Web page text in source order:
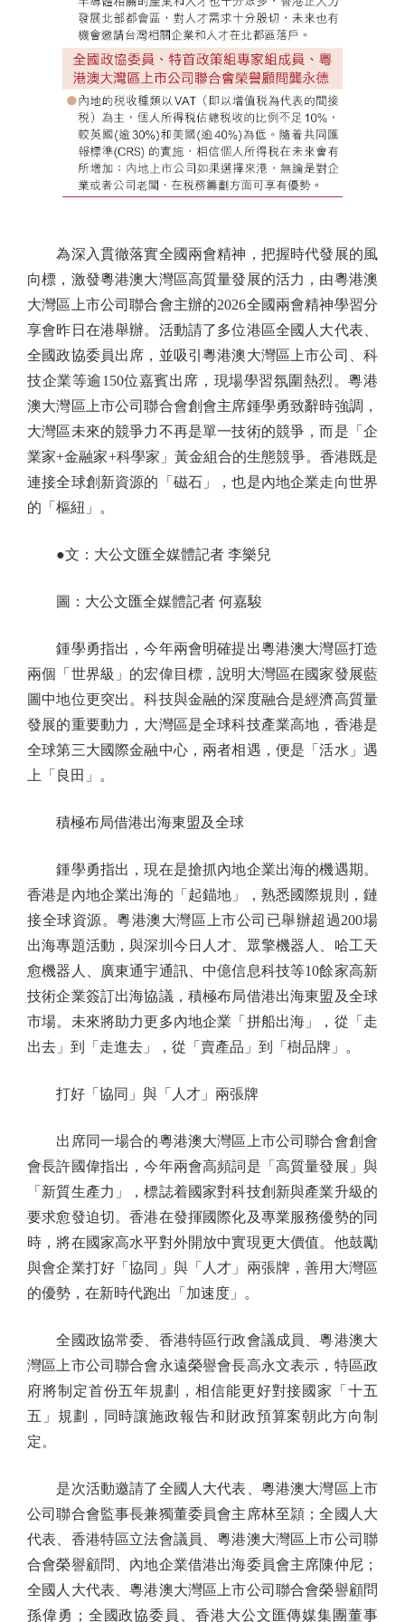
為深入貫徹落實全國兩會精神，把握時代發展的風
向標，激發粵港澳大灣區高質量發展的活力，由粵港澳
大灣區上市公司聯合會主辦的2026全國兩會精神學習分
享會昨日在港舉辦。活動請了多位港區全國人大代表、
全國政協委員出席，並吸引粵港澳大灣區上市公司、科
技企業等逾150位嘉賓出席，現場學習氛圍熱烈。粵港
澳大灣區上市公司聯合會創會主席鍾學勇致辭時強調，
大灣區未來的競爭力不再是單一技術的競爭，而是「企
業家+金融家+科學家」黃金組合的生態競爭。香港既是
連接全球創新資源的「磁石」，也是內地企業走向世界
的「樞紐」。
●文：大公文匯全媒體記者 李樂兒
圖：大公文匯全媒體記者 何嘉駿
鍾學勇指出，今年兩會明確提出粵港澳大灣區打造
兩個「世界級」的宏偉目標，說明大灣區在國家發展藍
圖中地位更突出。科技與金融的深度融合是經濟高質量
發展的重要動力，大灣區是全球科技產業高地，香港是
全球第三大國際金融中心，兩者相遇，便是「活水」遇
上「良田」。
積極布局借港出海東盟及全球
鍾學勇指出，現在是搶抓內地企業出海的機遇期。
香港是內地企業出海的「起錨地」，熟悉國際規則，鏈
接全球資源。粵港澳大灣區上市公司已舉辦超過200場
出海專題活動，與深圳今日人才、眾擎機器人、哈工天
愈機器人、廣東通宇通訊、中億信息科技等10餘家高新
技術企業簽訂出海協議，積極布局借港出海東盟及全球
市場。未來將助力更多內地企業「拼船出海」，從「走
出去」到「走進去」，從「賣產品」到「樹品牌」。
打好「協同」與「人才」兩張牌
出席同一場合的粵港澳大灣區上市公司聯合會創會
會長許國偉指出，今年兩會高頻詞是「高質量發展」與
「新質生產力」，標誌着國家對科技創新與產業升級的
要求愈發迫切。香港在發揮國際化及專業服務優勢的同
時，將在國家高水平對外開放中實現更大價值。他鼓勵
與會企業打好「協同」與「人才」兩張牌，善用大灣區
的優勢，在新時代跑出「加速度」。
全國政協常委、香港特區行政會議成員、粵港澳大
灣區上市公司聯合會永遠榮譽會長高永文表示，特區政
府將制定首份五年規劃，相信能更好對接國家「十五
五」規劃，同時讓施政報告和財政預算案朝此方向制
定。
是次活動邀請了全國人大代表、粵港澳大灣區上市
公司聯合會監事長兼獨董委員會主席林至頴；全國人大
代表、香港特區立法會議員、粵港澳大灣區上市公司聯
合會榮譽顧問、內地企業借港出海委員會主席陳仲尼；
全國人大代表、粵港澳大灣區上市公司聯合會榮譽顧問
孫偉勇；全國政協委員、香港大公文匯傳媒集團董事